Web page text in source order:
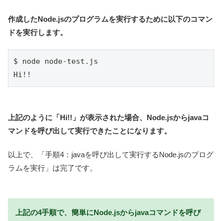
作成したNode.jsのプログラムを実行するために以下のコマン
ドを実行します。
$ node node-test.js
Hi!!
上記のように「Hi!!」が表示された場合、Node.jsからjavaコ
マンドを呼び出して実行できたことになります。
以上で、「手順4：javaを呼び出して実行するNode.jsのプログ
ラムを実行」は完了です。
上記の4手順で、簡単にNode.jsからjavaコマンドを呼び